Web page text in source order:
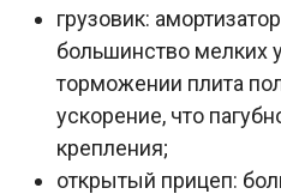
грузовик:
большинство мелких
торможении плита
ускорение, что
крепления;
открытый прицеп: